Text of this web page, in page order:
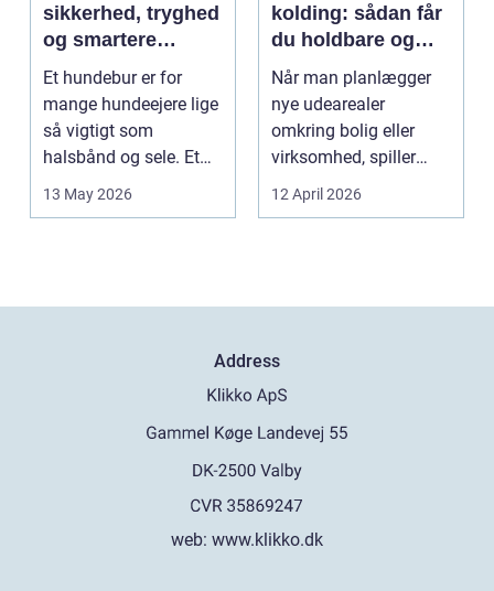
sikkerhed, tryghed
og smartere
hverdag med hund
Et hundebur er for
mange hundeejere lige
så vigtigt som
halsbånd og sele. Et
13 May 2026
kolding: sådan får
du holdbare og
flotte udearealer
Når man planlægger
nye udearealer
omkring bolig eller
virksomhed, spiller
belægningen en helt
centra...
12 April 2026
Address
web: www.klikko.dk